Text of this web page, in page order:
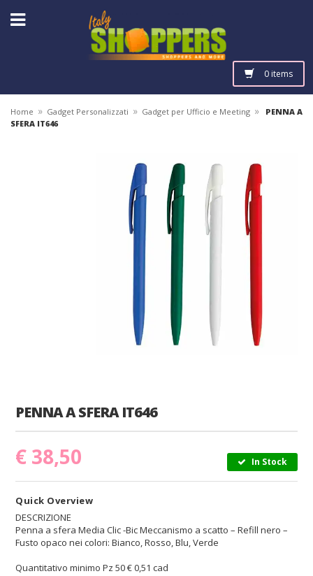
0 items
Home » Gadget Personalizzati » Gadget per Ufficio e Meeting »
PENNA A
SFERA IT646
PENNA A SFERA IT646
€ 38,50 In Stock
Quick Overview
DESCRIZIONE
Penna a sfera Media Clic -Bic Meccanismo a scatto – Refill nero –
Fusto opaco nei colori: Bianco, Rosso, Blu, Verde
Quantitativo minimo Pz 50 € 0,51 cad